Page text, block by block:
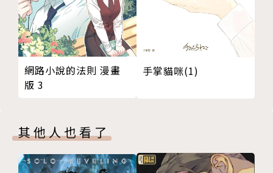
網路小說的法則 漫畫
版 3
手掌貓咪(1)
其他人也看了